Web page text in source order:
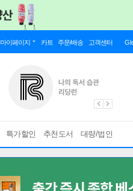
마이페이지 카트 주문/배송 고객센터
특가할인 추천도서 대량/법인